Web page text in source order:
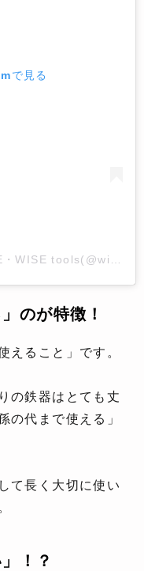
で見る
・WISE
のが特徴！
えること」です。
の鉄器はとても丈
の代まで使える」
て長く大切に使い
！？